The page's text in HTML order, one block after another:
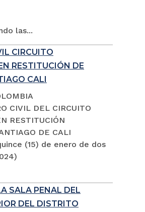
las...
CIRCUITO
RESTITUCIÓN DE
CALI
CIVIL DEL CIRCUITO
RESTITUCIÓN
DE CALI
(15) de enero de dos
SALA PENAL DEL
DEL DISTRITO